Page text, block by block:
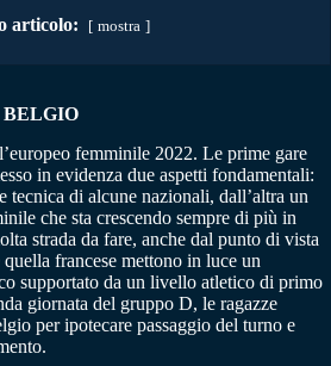
articolo: mostra
femminile 2022. Le prime gare
in evidenza due aspetti fondamentali:
tecnica di alcune nazionali, dall’altra un
che sta crescendo sempre di più in
strada da fare, anche dal punto di vista
francese mettono in luce un
supportato da un livello atletico di primo
giornata del gruppo D, le ragazze
per ipotecare passaggio del turno e